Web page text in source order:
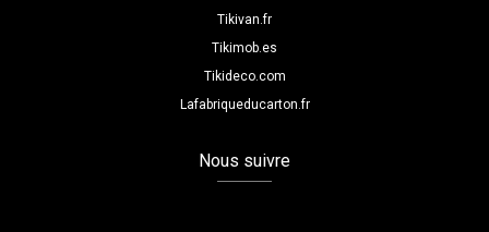
Tikivan.fr
Tikimob.es
Tikideco.com
Lafabriqueducarton.fr
Nous suivre